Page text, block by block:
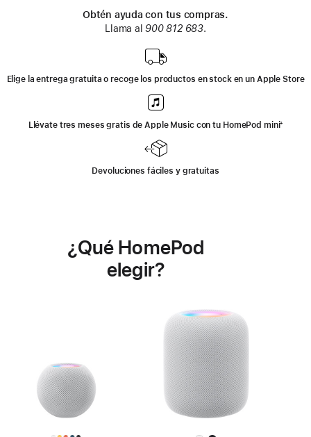
Obtén ayuda con tus compras.
Llama al900 812 683.
Elige la entrega gratuita o recoge los productos en stock en un Apple Store
Llévate tres meses gratis de Apple Music con tu HomePod miniNota
⁺
Devoluciones fáciles y gratuitas
¿Qué HomePod
elegir?
sobre
el
HomePod<